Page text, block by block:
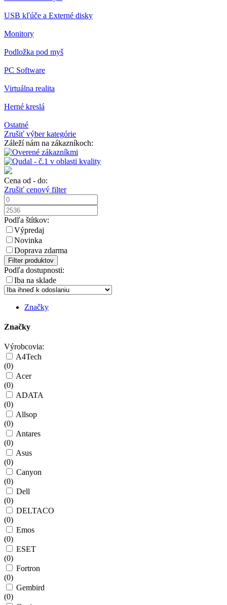
USB kľúče a Externé disky
Monitory
Podložka pod myš
PC Software
Virtuálna realita
Herné kreslá
Ostatné
Zrušiť výber kategórie
Záleží nám na zákazníkoch:
Cena od - do:
Zrušiť cenový filter
Podľa štítkov:
Výpredaj
Novinka
Doprava zdarma
Filter produktov
Podľa dostupnosti:
Iba na sklade
Značky
Značky
Výrobcovia:
A4Tech
(0)
Acer
(0)
ADATA
(0)
Allsop
(0)
Antares
(0)
Asus
(0)
Canyon
(0)
Dell
(0)
DELTACO
(0)
Emos
(0)
ESET
(0)
Fortron
(0)
Gembird
(0)